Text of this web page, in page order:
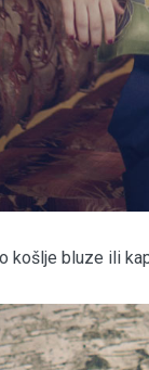
košlje bluze ili